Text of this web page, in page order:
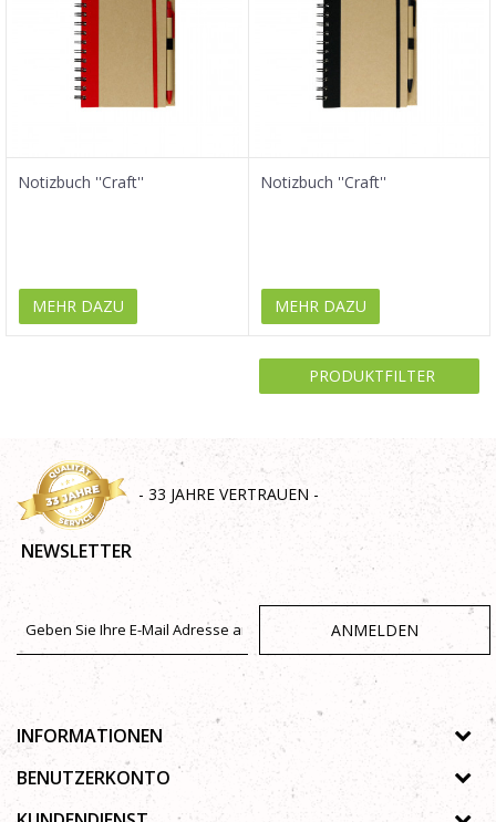
Notizbuch ''Craft''
MEHR DAZU
Notizbuch ''Craft''
MEHR DAZU
PRODUKTFILTER
- 33 JAHRE VERTRAUEN -
NEWSLETTER
ANMELDEN
INFORMATIONEN
Über uns
Geschäfte
BENUTZERKONTO
Registrierungsanweisungen